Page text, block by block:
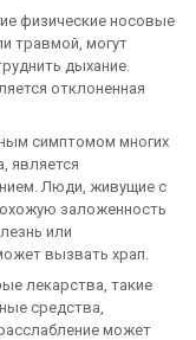
физические носовые
травмой, могут
дыхание.
отклоненная
симптомом многих
является
Люди, живущие с
заложенность
или
вызвать храп.
лекарства, такие
средства,
может